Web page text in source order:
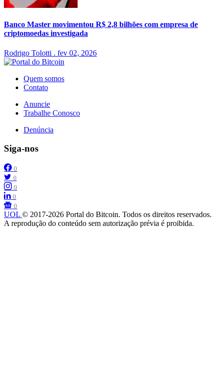
Banco Master movimentou R$ 2,8 bilhões com empresa de
criptomoedas investigada
Rodrigo Tolotti . fev 02, 2026
Quem somos
Contato
Anuncie
Trabalhe Conosco
Denúncia
Siga-nos
0
0
0
0
0
UOL © 2017-2026 Portal do Bitcoin. Todos os direitos reservados.
A reprodução do conteúdo sem autorização prévia é proibida.